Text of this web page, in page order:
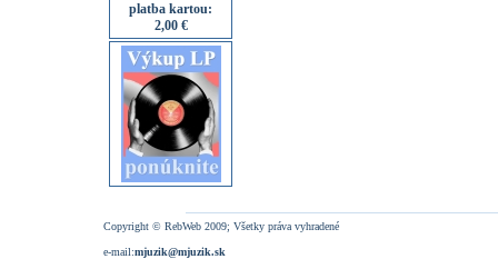
platba kartou:
2,00 €
Copyright © RebWeb 2009; Všetky práva vyhradené
e-mail:mjuzik@mjuzik.sk